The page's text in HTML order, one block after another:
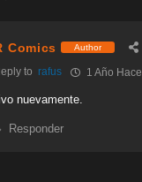
Comics Author
to rafus 1 Año Hace
nuevamente.
Responder